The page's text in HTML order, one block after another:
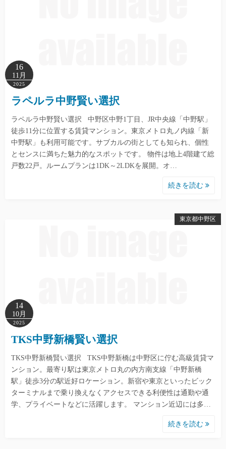
16
11月
2025
ラペルラ中野賢い選択
ラペルラ中野賢い選択 中野区中野1丁目、JR中央線「中野駅」
徒歩11分に位置する賃貸マンション。東京メトロ丸ノ内線「新
中野駅」も利用可能です。サブカルの街としても知られ、個性
とセンスに満ちた魅力的なスポットです。 物件は地上4階建て総
戸数22戸。ルームプランは1DK～2LDKを展開。オ…
続きを読む
東京都中野区
14
10月
2025
TKS中野新橋賢い選択
TKS中野新橋賢い選択 TKS中野新橋は中野区に佇む高級賃貸マ
ンション。最寄り駅は東京メトロ丸の内方南支線「中野新橋
駅」徒歩3分の駅近好ロケーション。新宿や東京といったビック
ターミナルまで乗り換えなくアクセスできる利便性は通勤や通
学、プライベートなどに活躍します。 マンション近辺には多…
続きを読む